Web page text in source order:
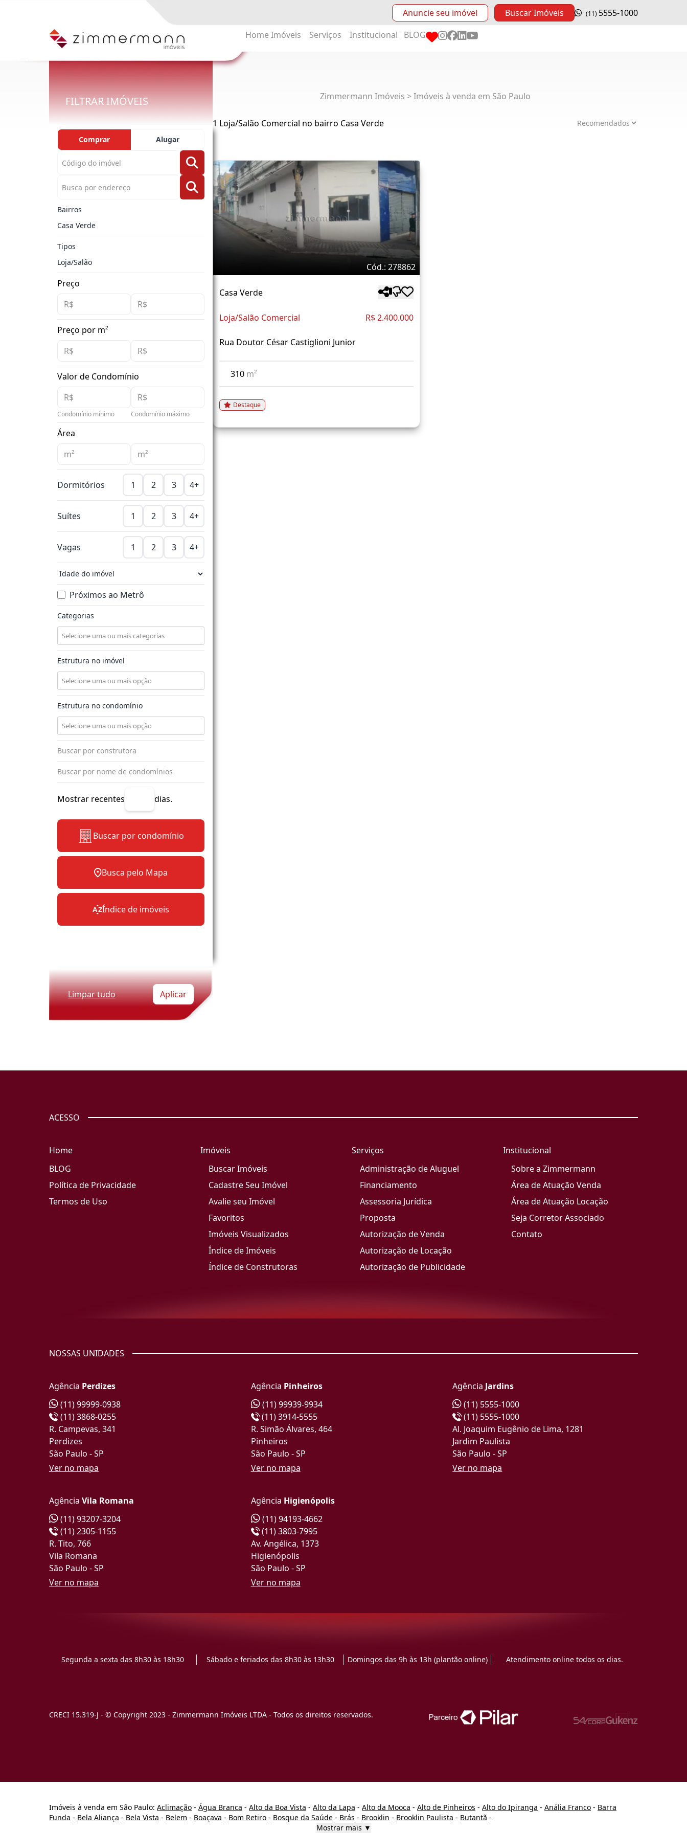
Anuncie seu imóvel Buscar Imóveis (11) 5555-1000
Home Imóveis Serviços Institucional BLOG
FILTRAR IMÓVEIS
Comprar Alugar
Bairros
Casa Verde
Tipos
Loja/Salão
Preço
Preço por m²
Valor de Condomínio
Condomínio mínimo Condomínio máximo
Área
Dormitórios 1 2 3 4+
Suítes 1 2 3 4+
Vagas 1 2 3 4+
Próximos ao Metrô
Categorias
Estrutura no imóvel
Estrutura no condomínio
Mostrar recentes dias.
Buscar por condomínio
Busca pelo Mapa
Índice de imóveis
Limpar tudo Aplicar
Zimmermann Imóveis > Imóveis à venda em São Paulo
1 Loja/Salão Comercial no bairro Casa Verde
Cód.: 278862
Casa Verde
Loja/Salão Comercial R$ 2.400.000
Rua Doutor César Castiglioni Junior
310 m²
Destaque
ACESSO
Home
BLOG
Política de Privacidade
Termos de Uso
Imóveis
Buscar Imóveis
Cadastre Seu Imóvel
Avalie seu Imóvel
Favoritos
Imóveis Visualizados
Índice de Imóveis
Índice de Construtoras
Serviços
Administração de Aluguel
Financiamento
Assessoria Jurídica
Proposta
Autorização de Venda
Autorização de Locação
Autorização de Publicidade
Institucional
Sobre a Zimmermann
Área de Atuação Venda
Área de Atuação Locação
Seja Corretor Associado
Contato
NOSSAS UNIDADES
Agência Perdizes
(11) 99999-0938
(11) 3868-0255
R. Campevas, 341
Perdizes
São Paulo - SP
Ver no mapa
Agência Pinheiros
(11) 99939-9934
(11) 3914-5555
R. Simão Álvares, 464
Pinheiros
São Paulo - SP
Ver no mapa
Agência Jardins
(11) 5555-1000
(11) 5555-1000
Al. Joaquim Eugênio de Lima, 1281
Jardim Paulista
São Paulo - SP
Ver no mapa
Agência Vila Romana
(11) 93207-3204
(11) 2305-1155
R. Tito, 766
Vila Romana
São Paulo - SP
Ver no mapa
Agência Higienópolis
(11) 94193-4662
(11) 3803-7995
Av. Angélica, 1373
Higienópolis
São Paulo - SP
Ver no mapa
Segunda a sexta das 8h30 às 18h30 Sábado e feriados das 8h30 às 13h30 Domingos das 9h às 13h (plantão online) Atendimento online todos os dias.
CRECI 15.319-J - © Copyright 2023 - Zimmermann Imóveis LTDA - Todos os direitos reservados.
Imóveis à venda em São Paulo: Aclimação - Água Branca - Alto da Boa Vista - Alto da Lapa - Alto da Mooca - Alto de Pinheiros - Alto do Ipiranga - Anália Franco - Barra
Funda - Bela Aliança - Bela Vista - Belem - Boaçava - Bom Retiro - Bosque da Saúde - Brás - Brooklin - Brooklin Paulista - Butantã -
Mostrar mais ▼